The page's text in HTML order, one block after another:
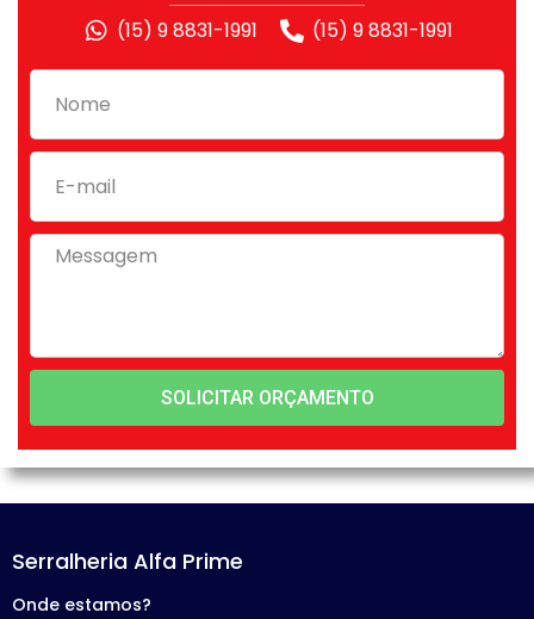
(15) 9 8831-1991 (15) 9 8831-1991
SOLICITAR ORÇAMENTO
Serralheria Alfa Prime
Onde estamos?